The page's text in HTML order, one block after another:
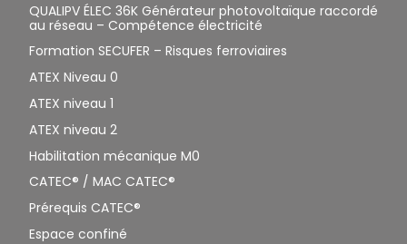
QUALIPV ÉLEC 36K Générateur photovoltaïque raccordé
au réseau – Compétence électricité
Formation SECUFER – Risques ferroviaires
ATEX Niveau 0
ATEX niveau 1
ATEX niveau 2
Habilitation mécanique M0
CATEC® / MAC CATEC®
Prérequis CATEC®
Espace confiné